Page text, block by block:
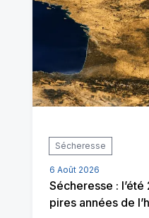
Sécheresse
6 Août 2026
Sécheresse :
pires années de